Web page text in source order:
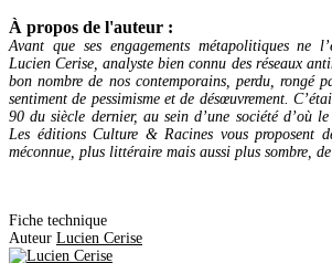
À propos de l'auteur :
Avant que ses engagements métapolitiques ne
Lucien Cerise, analyste bien connu des réseaux
bon nombre de nos contemporains, perdu, rongé
sentiment de pessimisme et de désœuvrement.
90 du siècle dernier, au sein d’une société d’où
Les éditions Culture & Racines vous proposent
méconnue, plus littéraire mais aussi plus sombre,
Fiche technique
Auteur Lucien Cerise